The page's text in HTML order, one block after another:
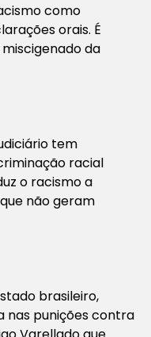
como
orais. É
da
tem
racial
o racismo a
não geram
brasileiro,
nas punições contra